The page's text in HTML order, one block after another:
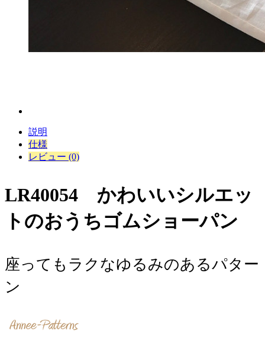
説明
仕様
レビュー (0)
LR40054 かわいいシルエッ
トのおうちゴムショーパン
座ってもラクなゆるみのあるパター
ン